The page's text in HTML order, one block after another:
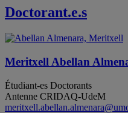
Doctorant.e.s
Meritxell Abellan
Étudiant-es Doctorants
Antenne CRIDAQ-UdeM